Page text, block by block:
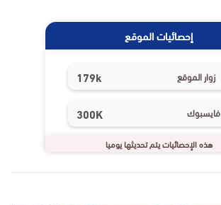
إحصائيات الموقع
زوار الموقع 179k
فايسبوك 300K
هذه الإحصائيات يتم تحديثها يوميا